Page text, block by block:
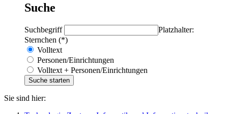
Suche
Suchbegriff
Platzhalter:
Sternchen (*)
Volltext
Personen/Einrichtungen
Volltext + Personen/Einrichtungen
Sie sind hier: